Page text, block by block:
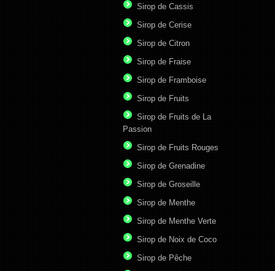
Sirop de Cassis
Sirop de Cerise
Sirop de Citron
Sirop de Fraise
Sirop de Framboise
Sirop de Fruits
Sirop de Fruits de La
Passion
Sirop de Fruits Rouges
Sirop de Grenadine
Sirop de Groseille
Sirop de Menthe
Sirop de Menthe Verte
Sirop de Noix de Coco
Sirop de Pêche